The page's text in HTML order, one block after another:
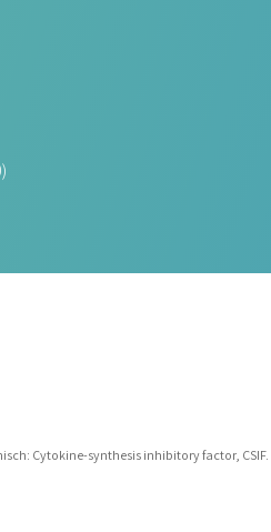
Cytokine-synthesis inhibitory factor, CSIF.